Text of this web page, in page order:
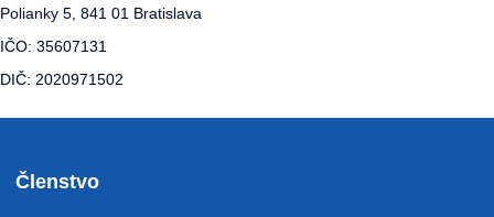
Polianky 5, 841 01 Bratislava
IČO: 35607131
DIČ: 2020971502
Členstvo